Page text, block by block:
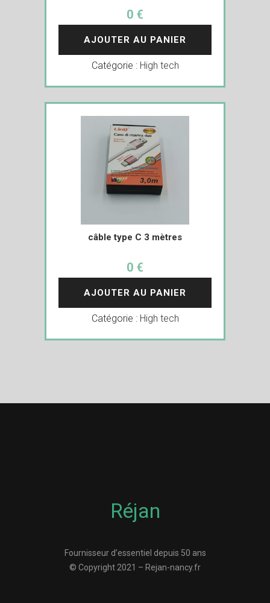
0 €
AJOUTER AU PANIER
Catégorie : High tech
câble type C 3 mètres
0 €
AJOUTER AU PANIER
Catégorie : High tech
Réjan
Fournisseur d’essentiel depuis 50 ans
© Copyright 2021 – Rejan-nancy.fr